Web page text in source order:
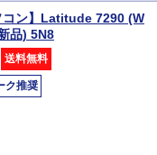
コン】Latitude 7290 (W
品) 5N8
送料無料
ク推奨